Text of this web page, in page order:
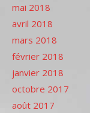
mai 2018
avril 2018
mars 2018
février 2018
janvier 2018
octobre 2017
août 2017